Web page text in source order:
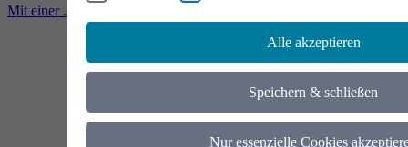
Alle akzeptieren
Speichern & schließen
Nur essenzielle Cookies
Mit einer .de-Domain erhalten Ideen eine Bühne